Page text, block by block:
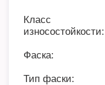
Класс
износостойкости:
Фаска:
Тип фаски: